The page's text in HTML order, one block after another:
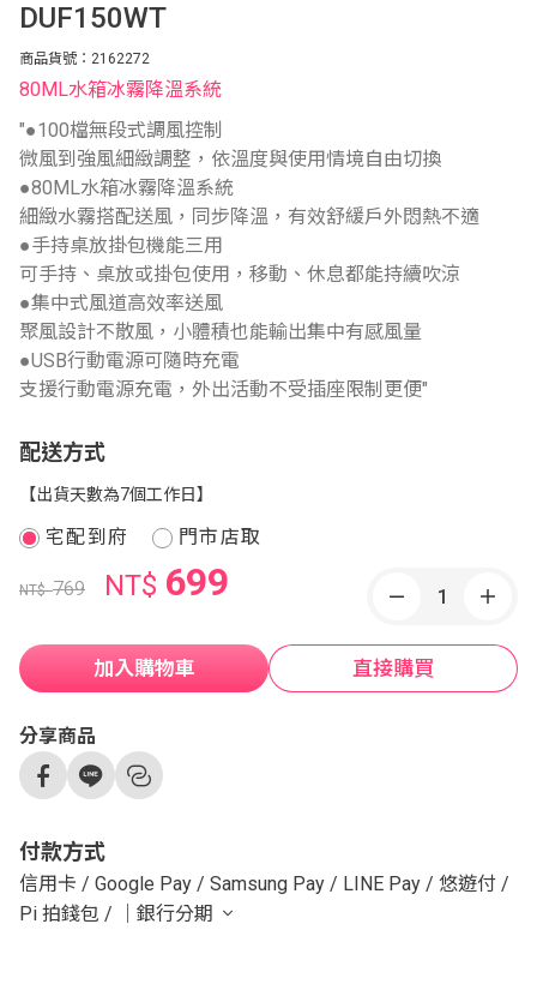
DUF150WT
商品貨號：2162272
80ML水箱冰霧降溫系統
"●100檔無段式調風控制
微風到強風細緻調整，依溫度與使用情境自由切換
●80ML水箱冰霧降溫系統
細緻水霧搭配送風，同步降溫，有效舒緩戶外悶熱不適
●手持桌放掛包機能三用
可手持、桌放或掛包使用，移動、休息都能持續吹涼
●集中式風道高效率送風
聚風設計不散風，小體積也能輸出集中有感風量
●USB行動電源可隨時充電
支援行動電源充電，外出活動不受插座限制更便"
配送方式
【出貨天數為7個工作日】
宅配到府 門市店取
NT$769 NT$ 699
加入購物車 直接購買
分享商品
付款方式
信用卡 / Google Pay / Samsung Pay / LINE Pay / 悠遊付 /
Pi 拍錢包 / ｜銀行分期